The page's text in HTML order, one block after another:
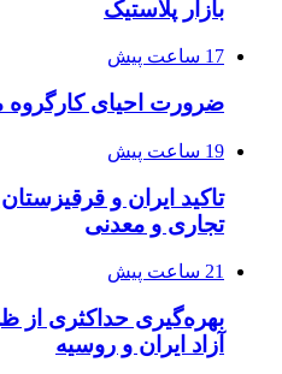
بازار پلاستیک
17 ساعت پیش
ضرورت احیای کارگروه
19 ساعت پیش
تاکید ایران و
تجاری و معدنی
21 ساعت پیش
بهره‌گیری حداکثری از
آزاد ایران و روسیه